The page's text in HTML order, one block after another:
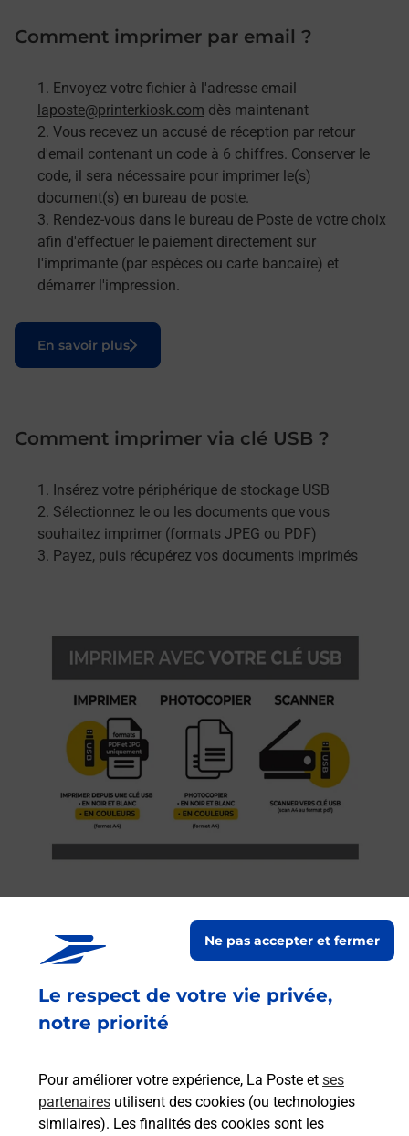
Le respect de votre vie privée,
notre priorité
Pour améliorer votre expérience, La Poste et ses
partenaires utilisent des cookies (ou technologies
similaires). Les finalités des cookies sont les
Ne pas accepter et fermer
Comment imprimer par email ?
Envoyez votre fichier à l'adresse email
laposte@printerkiosk.com dès maintenant
Vous recevez un accusé de réception par retour
d'email contenant un code à 6 chiffres. Conserver le
code, il sera nécessaire pour imprimer le(s)
document(s) en bureau de poste.
Rendez-vous dans le bureau de Poste de votre choix
afin d'effectuer le paiement directement sur
l'imprimante (par espèces ou carte bancaire) et
démarrer l'impression.
En savoir plus
Le lien s'ouvre dans un nouvel onglet
Comment imprimer via clé USB ?
Insérez votre périphérique de stockage USB
Sélectionnez le ou les documents que vous
souhaitez imprimer (formats JPEG ou PDF)
Payez, puis récupérez vos documents imprimés
Services
En savoir plus